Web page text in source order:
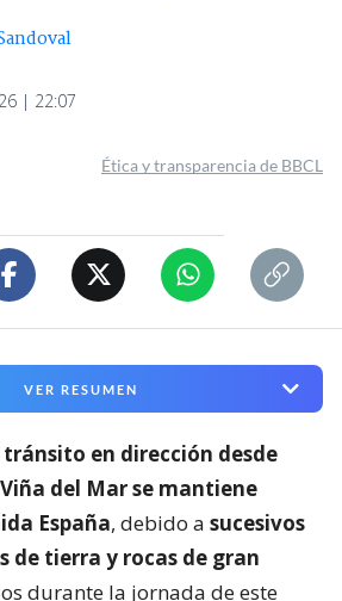
| 22:07
Ética y transparencia de BBCL
VER RESUMEN
en dirección desde
del Mar se mantiene
España, debido a sucesivos
de tierra y rocas de gran
durante la jornada de este